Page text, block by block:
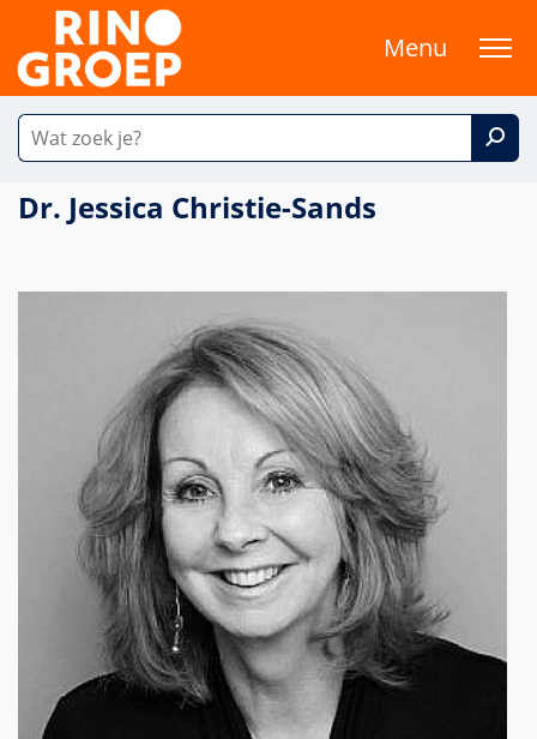
Menu
Dr. Jessica Christie-Sands